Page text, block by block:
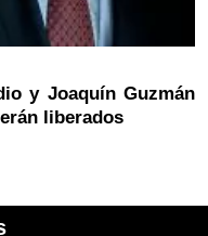
y Joaquín Guzmán
liberados